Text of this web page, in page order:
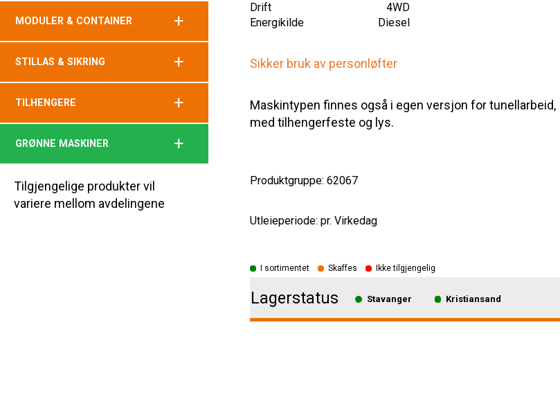
MODULER & CONTAINER +
STILLAS & SIKRING +
TILHENGERE +
GRØNNE MASKINER +
Tilgjengelige produkter vil
variere mellom avdelingene
Drift
4WD
Energikilde
Diesel
Sikker bruk av personløfter
Maskintypen finnes også i egen versjon for tunellarbeid,
med tilhengerfeste og lys.
Produktgruppe: 62067
Utleieperiode: pr. Virkedag
I sortimentet Skaffes Ikke tilgjengelig
Lagerstatus Stavanger Kristiansand